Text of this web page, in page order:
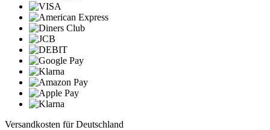
Versandkosten für Deutschland